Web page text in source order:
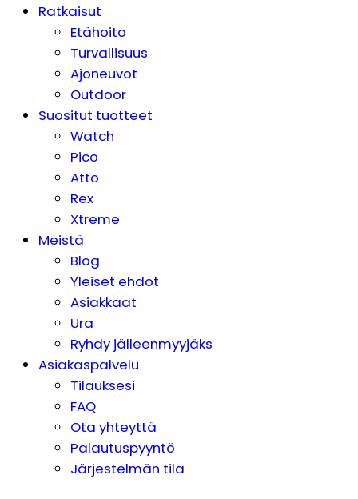
Ratkaisut
Etähoito
Turvallisuus
Ajoneuvot
Outdoor
Suositut tuotteet
Watch
Pico
Atto
Rex
Xtreme
Meistä
Blog
Yleiset ehdot
Asiakkaat
Ura
Ryhdy jälleenmyyjäks
Asiakaspalvelu
Tilauksesi
FAQ
Ota yhteyttä
Palautuspyyntö
Järjestelmän tila